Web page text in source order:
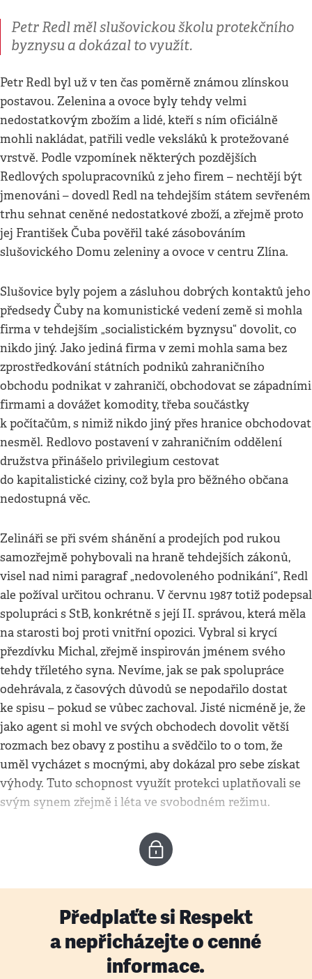
Petr Redl měl slušovickou školu protekčního
byznysu a dokázal to využít.
Petr Redl byl už v ten čas poměrně známou zlínskou
postavou. Zelenina a ovoce byly tehdy velmi
nedostatkovým zbožím a lidé, kteří s ním oficiálně
mohli nakládat, patřili vedle veksláků k protežované
vrstvě. Podle vzpomínek některých pozdějších
Redlových spolupracovníků z jeho firem – nechtějí být
jmenováni – dovedl Redl na tehdejším státem sevřeném
trhu sehnat ceněné nedostatkové zboží, a zřejmě proto
jej František Čuba pověřil také zásobováním
slušovického Domu zeleniny a ovoce v centru Zlína.
Slušovice byly pojem a zásluhou dobrých kontaktů jeho
předsedy Čuby na komunistické vedení země si mohla
firma v tehdejším „socialistickém byznysu“ dovolit, co
nikdo jiný. Jako jediná firma v zemi mohla sama bez
zprostředkování státních podniků zahraničního
obchodu podnikat v zahraničí, obchodovat se západními
firmami a dovážet komodity, třeba součástky
k počítačům, s nimiž nikdo jiný přes hranice obchodovat
nesměl. Redlovo postavení v zahraničním oddělení
družstva přinášelo privilegium cestovat
do kapitalistické ciziny, což byla pro běžného občana
nedostupná věc.
Zelináři se při svém shánění a prodejích pod rukou
samozřejmě pohybovali na hraně tehdejších zákonů,
visel nad nimi paragraf „nedovoleného podnikání“, Redl
ale požíval určitou ochranu. V červnu 1987 totiž podepsal
spolupráci s StB, konkrétně s její II. správou, která měla
na starosti boj proti vnitřní opozici. Vybral si krycí
přezdívku Michal, zřejmě inspirován jménem svého
tehdy tříletého syna. Nevíme, jak se pak spolupráce
odehrávala, z časových důvodů se nepodařilo dostat
ke spisu – pokud se vůbec zachoval. Jisté nicméně je, že
jako agent si mohl ve svých obchodech dovolit větší
rozmach bez obavy z postihu a svědčilo to o tom, že
uměl vycházet s mocnými, aby dokázal pro sebe získat
výhody. Tuto schopnost využít protekci uplatňovali se
svým synem zřejmě i léta ve svobodném režimu.
Předplaťte si Respekt
a nepřicházejte o cenné
informace.